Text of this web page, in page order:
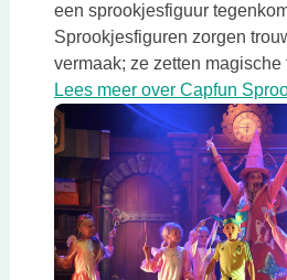
een sprookjesfiguur
Sprookjesfiguren zorgen
vermaak; ze zetten
Lees meer over Capfun